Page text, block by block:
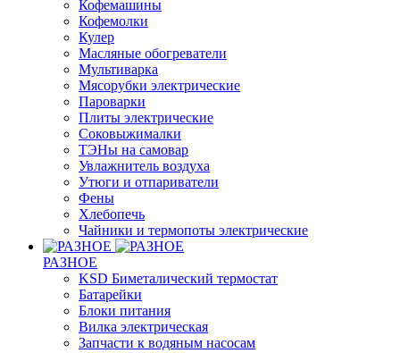
Кофемашины
Кофемолки
Кулер
Масляные обогреватели
Мультиварка
Мясорубки электрические
Пароварки
Плиты электрические
Соковыжималки
ТЭНы на самовар
Увлажнитель воздуха
Утюги и отпариватели
Фены
Хлебопечь
Чайники и термопоты электрические
РАЗНОЕ
KSD Биметалический термостат
Батарейки
Блоки питания
Вилка электрическая
Запчасти к водяным насосам